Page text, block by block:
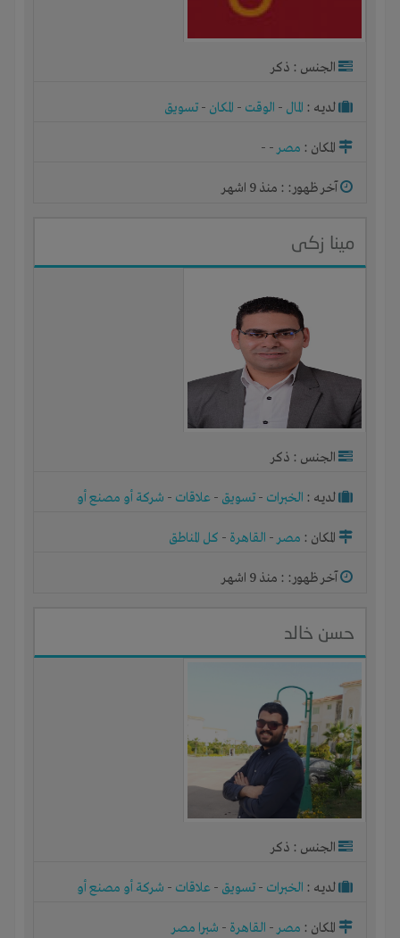
الجنس : ذكر
لديـه : المال - الوقت - المكان - تسويق
المكان : مصر-
-
آخر ظهور: : منذ 9 اشهر
مينا زكى
الجنس : ذكر
لديـه : الخبرات - تسويق - علاقات - شركة أو مصنع أو
المكان : مصر- القاهرة - كل المناطق
آخر ظهور: : منذ 9 اشهر
حسن خالد
الجنس : ذكر
لديـه : الخبرات - تسويق - علاقات - شركة أو مصنع أو
المكان : مصر- القاهرة - شبرا مصر